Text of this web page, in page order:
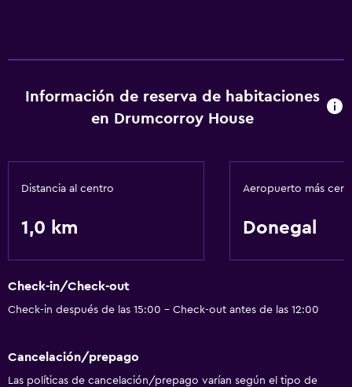
Información de reserva de habitaciones
en Drumcorroy House
Distancia al centro
1,0 km
Aeropuerto más
Donegal
Check-in/Check-out
Check-in después de las 15:00 - Check-out antes de las 12:00
Cancelación/prepago
Las políticas de cancelación/prepago varían según el tipo de